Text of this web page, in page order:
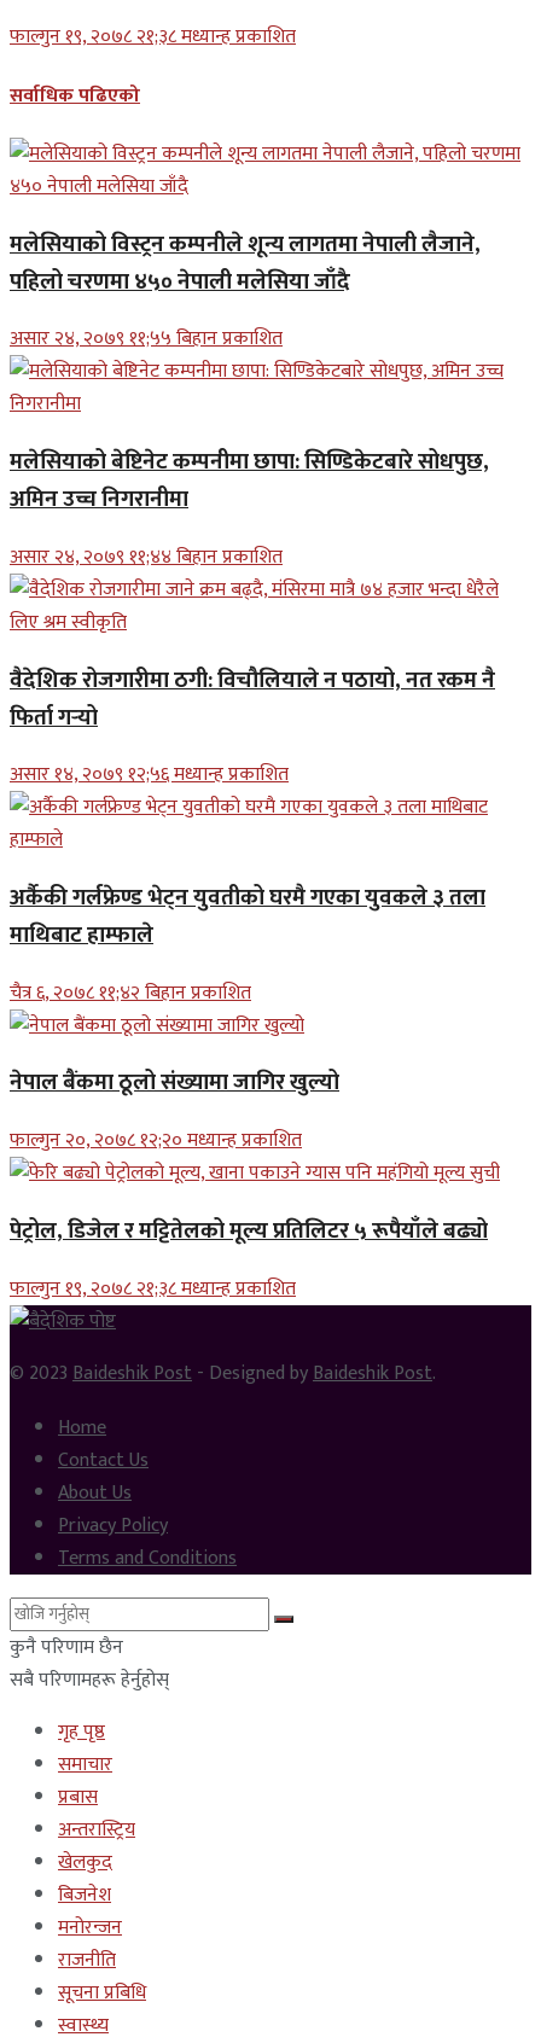
फाल्गुन १९, २०७८ २१;३८ मध्यान्ह प्रकाशित
सर्वाधिक पढिएको
मलेसियाको विस्ट्रन कम्पनीले शून्य लागतमा नेपाली लैजाने,
पहिलो चरणमा ४५० नेपाली मलेसिया जाँदै
असार २४, २०७९ ११;५५ बिहान प्रकाशित
मलेसियाको बेष्टिनेट कम्पनीमा छापा: सिण्डिकेटबारे सोधपुछ,
अमिन उच्च निगरानीमा
असार २४, २०७९ ११;४४ बिहान प्रकाशित
वैदेशिक रोजगारीमा ठगी: विचौलियाले न पठायो, नत रकम नै
फिर्ता गर्‍यो
असार १४, २०७९ १२;५६ मध्यान्ह प्रकाशित
अर्कैकी गर्लफ्रेण्ड भेट्न युवतीको घरमै गएका युवकले ३ तला
माथिबाट हाम्फाले
चैत्र ६, २०७८ ११;४२ बिहान प्रकाशित
नेपाल बैंकमा ठूलो संख्यामा जागिर खुल्यो
फाल्गुन २०, २०७८ १२;२० मध्यान्ह प्रकाशित
पेट्रोल, डिजेल र मट्टितेलको मूल्य प्रतिलिटर ५ रूपैयाँले बढ्यो
फाल्गुन १९, २०७८ २१;३८ मध्यान्ह प्रकाशित
© 2023Baideshik Post- Designed byBaideshik Post.
Home
Contact Us
About Us
Privacy Policy
Terms and Conditions
कुनै परिणाम छैन
सबै परिणामहरू हेर्नुहोस्
गृह पृष्ठ
समाचार
प्रबास
अन्तरास्ट्रिय
खेलकुद
बिजनेश
मनोरन्जन
राजनीति
सूचना प्रबिधि
स्वास्थ्य